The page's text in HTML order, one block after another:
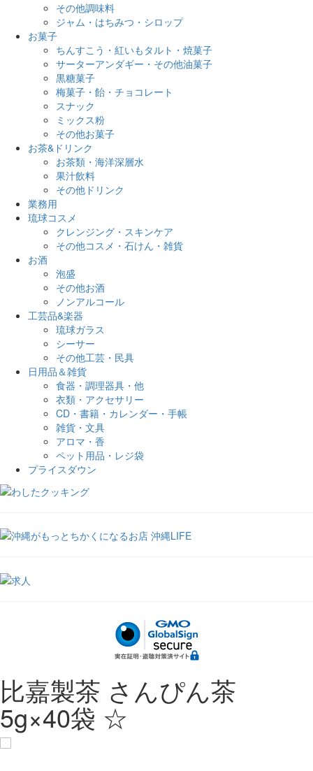
その他調味料
ジャム・はちみつ・シロップ
お菓子
ちんすこう・紅いもタルト・焼菓子
サーターアンダギー・その他油菓子
黒糖菓子
梅菓子・飴・チョコレート
スナック
ミックス粉
その他お菓子
お茶&ドリンク
お茶類・海洋深層水
果汁飲料
その他ドリンク
業務用
琉球コスメ
クレンジング・スキンケア
その他コスメ・石けん・雑貨
お酒
泡盛
その他お酒
ノンアルコール
工芸品&楽器
琉球ガラス
シーサー
その他工芸・民具
日用品＆雑貨
食器・調理器具・他
衣類・アクセサリー
CD・書籍・カレンダー・手帳
雑貨・文具
アロマ・香
ペット用品・レジ袋
プライスダウン
比嘉製茶 さんぴん茶
5g×40袋 ☆